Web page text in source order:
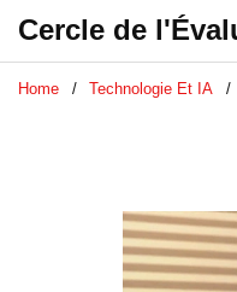
Cercle de
Home Technologie Et IA